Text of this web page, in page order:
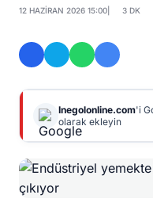
12 HAZIRAN 2026 15:00 3 DK
Inegolonline.com'i
olarak ekleyin